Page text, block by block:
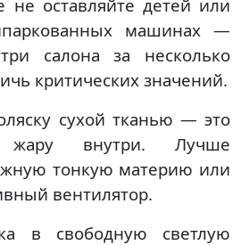
не оставляйте детей или
машинах —
салона за несколько
критических значений.
сухой тканью — это
внутри. Лучше
тонкую материю или
вентилятор.
в свободную светлую